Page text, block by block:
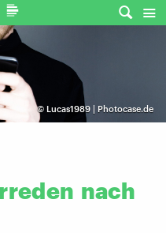
© Lucas1989 | Photocase.de
nach